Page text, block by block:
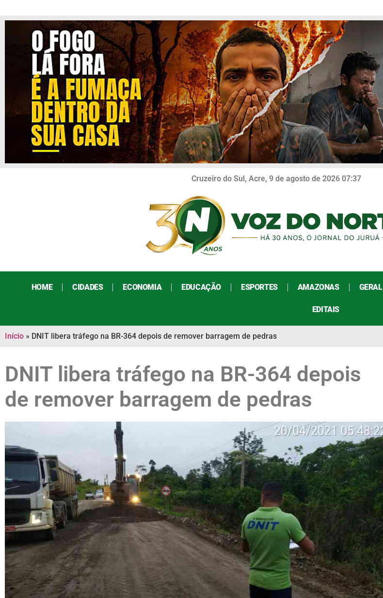
Cruzeiro do Sul, Acre, 9 de agosto de 2026 07:37
HOME CIDADES ECONOMIA EDUCAÇÃO ESPORTES AMAZONAS GERAL
EDITAIS
Início » DNIT libera tráfego na BR-364 depois de remover barragem de pedras
DNIT libera tráfego na BR-364 depois
de remover barragem de pedras